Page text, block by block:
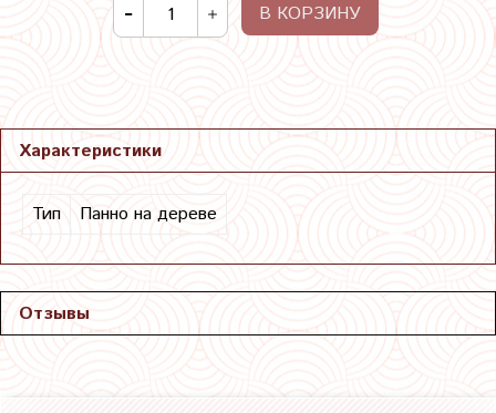
В КОРЗИНУ
Характеристики
Тип Панно на дереве
Отзывы